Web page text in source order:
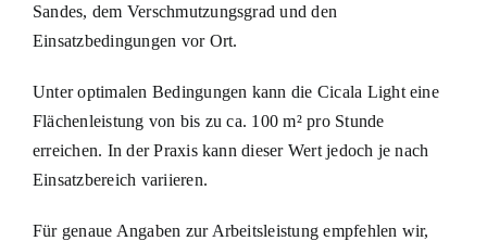
Sandes, dem Verschmutzungsgrad und den
Einsatzbedingungen vor Ort.
Unter optimalen Bedingungen kann die Cicala Light eine
Flächenleistung von bis zu ca. 100 m² pro Stunde
erreichen. In der Praxis kann dieser Wert jedoch je nach
Einsatzbereich variieren.
Für genaue Angaben zur Arbeitsleistung empfehlen wir,